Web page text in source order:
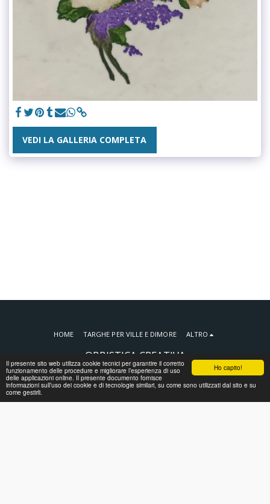
Ho capito!
Il presente sito web utilizza cookie tecnici per garantire il corretto
funzionamento delle procedure e migliorare l’esperienza di uso
delle applicazioni online. Il presente documento fornisce
informazioni sull’uso dei cookie e di tecnologie similari, su come sono utilizzati dal sito e su
come gestirli.
VEDI LA GALLERIA COMPLETA
OBBISTICA CREATIVA
Copyright © 2026 Tutti i diritti riservati
Condizioni|Privacy
HOME TARGHE PER VILLE E DIMORE ALTRO